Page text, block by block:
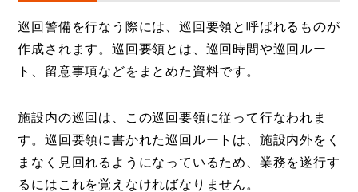
巡回警備を行なう際には、巡回要領と呼ばれるものが
作成されます。巡回要領とは、巡回時間や巡回ルー
ト、留意事項などをまとめた資料です。
施設内の巡回は、この巡回要領に従って行なわれま
す。巡回要領に書かれた巡回ルートは、施設内外をく
まなく見回れるようになっているため、業務を遂行す
るにはこれを覚えなければなりません。